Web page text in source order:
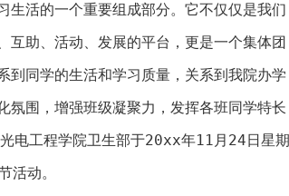
生活的一个重要组成部分。它不仅仅是我们
互助、活动、发展的平台，更是一个集体团
到同学的生活和学习质量，关系到我院办学
氛围，增强班级凝聚力，发挥各班同学特长
电工程学院卫生部于20xx年11月24日星期
活动。